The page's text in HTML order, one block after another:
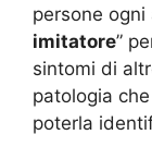
persone ogni
imitatore”
sintomi di
patologia
poterla